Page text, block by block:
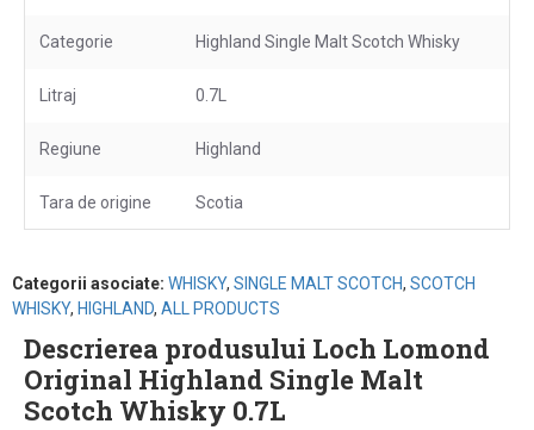
Categorie Highland Single Malt Scotch Whisky
Litraj 0.7L
Regiune Highland
Tara de origine Scotia
Categorii asociate: WHISKY, SINGLE MALT SCOTCH, SCOTCH
WHISKY, HIGHLAND, ALL PRODUCTS
Descrierea produsului Loch Lomond
Original Highland Single Malt
Scotch Whisky 0.7L